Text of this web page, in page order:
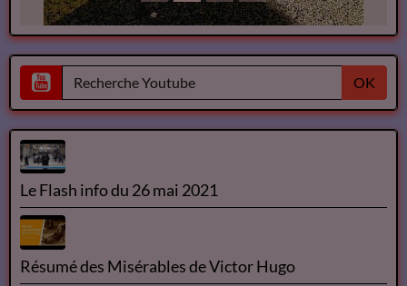
OK
Le Flash info du 26 mai 2021
Résumé des Misérables de Victor Hugo